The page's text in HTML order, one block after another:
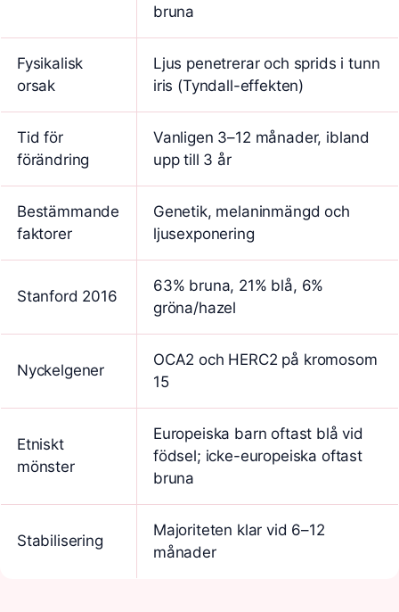
bruna
Fysikalisk
orsak
Ljus penetrerar och sprids i tunn
iris (Tyndall-effekten)
Tid för
förändring
Vanligen 3–12 månader, ibland
upp till 3 år
Bestämmande
faktorer
Genetik, melaninmängd och
ljusexponering
Stanford 2016
63% bruna, 21% blå, 6%
gröna/hazel
Nyckelgener
OCA2 och HERC2 på kromosom
15
Etniskt
mönster
Europeiska barn oftast blå vid
födsel; icke-europeiska oftast
bruna
Stabilisering
Majoriteten klar vid 6–12
månader